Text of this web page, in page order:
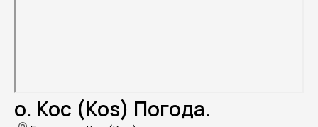
о. Кос (Kos) Погода.